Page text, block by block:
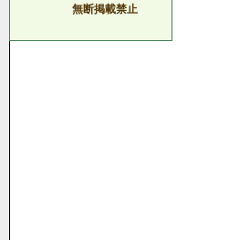
無断掲載禁止